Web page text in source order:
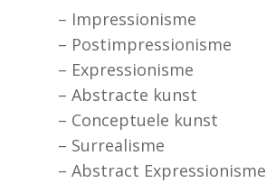
– Impressionisme
– Postimpressionisme
– Expressionisme
– Abstracte kunst
– Conceptuele kunst
– Surrealisme
– Abstract Expressionisme